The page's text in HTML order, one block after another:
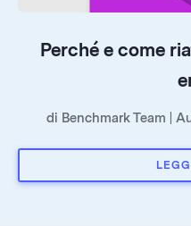
Perché e come
di Benchmark Team